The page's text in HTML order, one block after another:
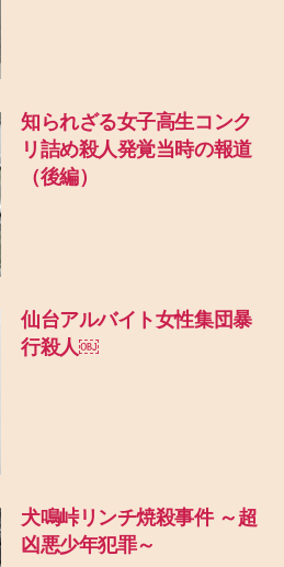
知られざる女子高生コンク
リ詰め殺人発覚当時の報道
（後編）
仙台アルバイト女性集団暴
行殺人￼
犬鳴峠リンチ焼殺事件 ～超
凶悪少年犯罪～